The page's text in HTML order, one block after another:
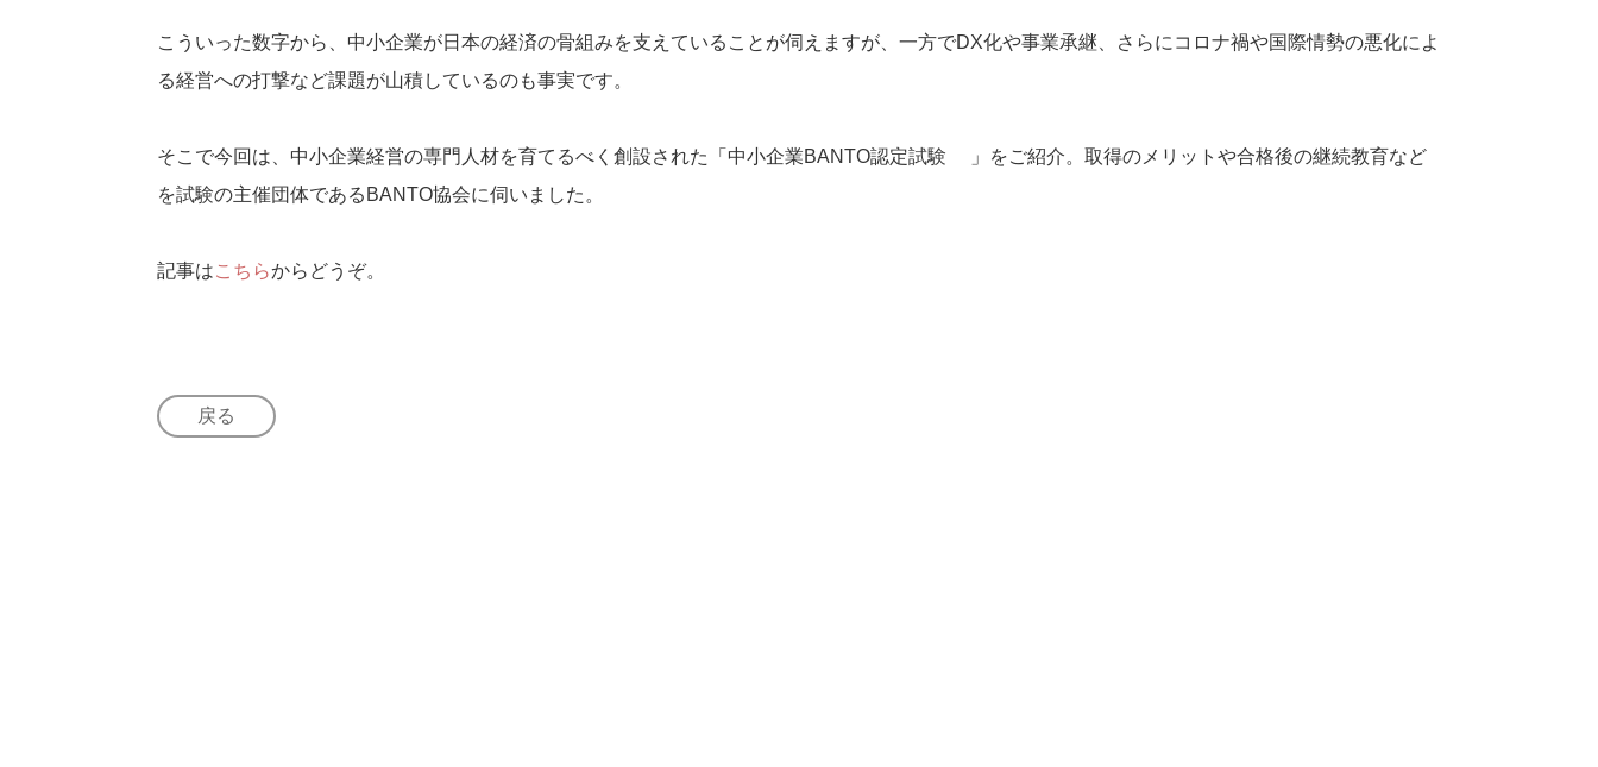
こういった数字から、中小企業が日本の経済の骨組みを支えていることが伺えますが、一方でDX化や事業承継、さらにコロナ禍や国際情勢の悪化によ
る経営への打撃など課題が山積しているのも事実です。
そこで今回は、中小企業経営の専門人材を育てるべく創設された「中小企業BANTO認定試験®」をご紹介。取得のメリットや合格後の継続教育など
を試験の主催団体であるBANTO協会に伺いました。
記事はこちらからどうぞ。
戻る